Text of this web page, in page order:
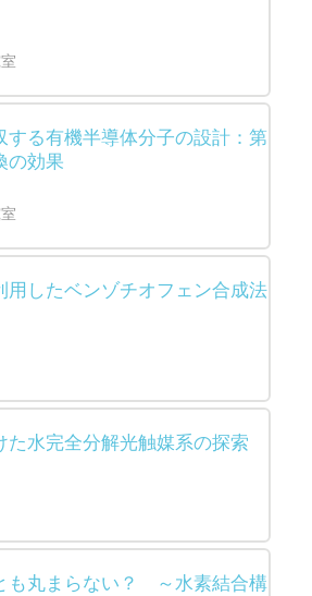
する有機半導体分子の設計：第
の効果
用したベンゾチオフェン合成法
た水完全分解光触媒系の探索
も丸まらない？ ～水素結合構